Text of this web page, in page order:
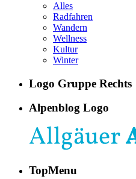
Alles
Radfahren
Wandern
Wellness
Kultur
Winter
Logo Gruppe Rechts
Alpenblog Logo
TopMenu